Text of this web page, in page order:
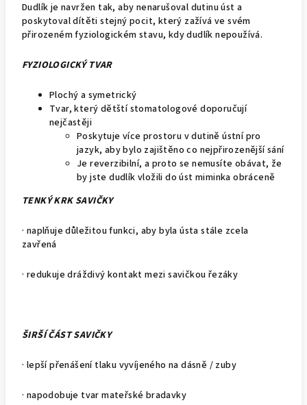
Dudlík je navržen tak, aby nenarušoval dutinu úst a
poskytoval dítěti stejný pocit, který zažívá ve svém
přirozeném fyziologickém stavu, kdy dudlík nepoužívá.
FYZIOLOGICKÝ TVAR
Plochý a symetrický
Tvar, který dětští stomatologové doporučují
nejčastěji
Poskytuje více prostoru v dutině ústní pro
jazyk, aby bylo zajištěno co nejpřirozenější sání
Je reverzibilní, a proto se nemusíte obávat, že
by jste dudlík vložili do úst miminka obráceně
TENKÝ KRK SAVIČKY
· naplňuje důležitou funkci, aby byla ústa stále zcela
zavřená
· redukuje dráždivý kontakt mezi savičkou řezáky
ŠIRŠÍ ČÁST SAVIČKY
· lepší přenášení tlaku vyvíjeného na dásně / zuby
· napodobuje tvar mateřské bradavky